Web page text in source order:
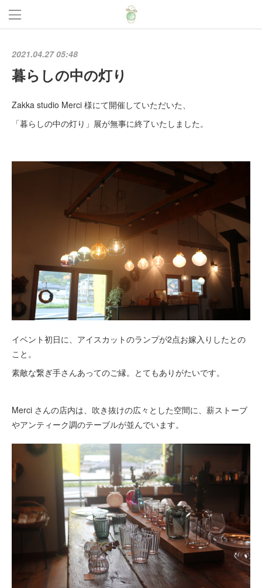
2021.04.27 05:48
暮らしの中の灯り
Zakka studio Merci 様にて開催していただいた、
「暮らしの中の灯り」展が無事に終了いたしました。
イベント初日に、アイスカットのランプが2点お嫁入りしたとの
こと。
素敵な繋ぎ手さんあってのご縁。とてもありがたいです。
Merci さんの店内は、吹き抜けの広々とした空間に、薪ストーブ
やアンティーク調のテーブルが並んでいます。